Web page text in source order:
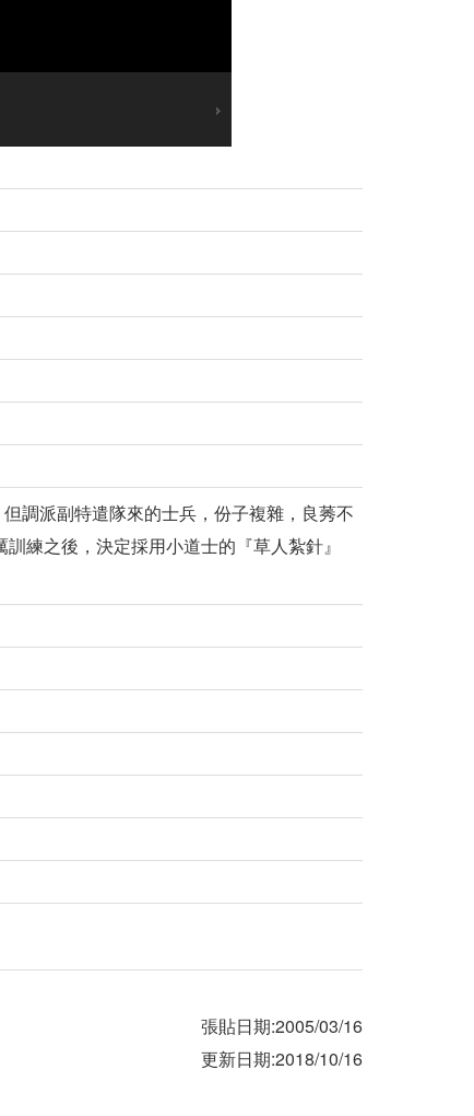
調派副特遣隊來的士兵，份子複雜，良莠不
練之後，決定採用小道士的『草人紮針』
張貼日期:2005/03/16
更新日期:2018/10/16